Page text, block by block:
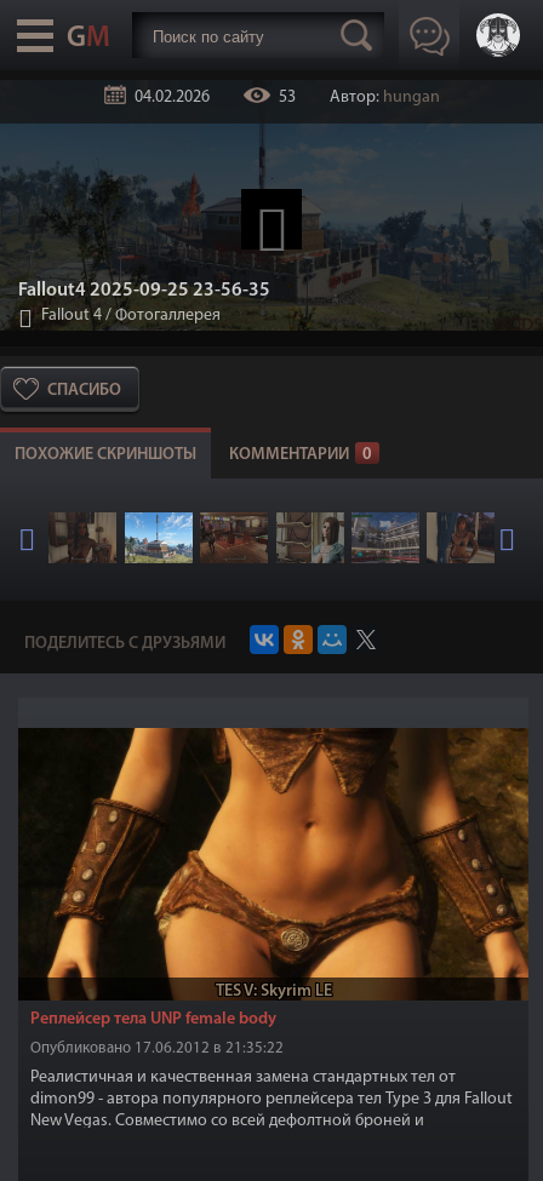
04.02.2026 53 Автор: hungan
Fallout4 2025-09-25 23-56-35
Fallout 4/ Фотогаллерея
СПАСИБО
ПОХОЖИЕ СКРИНШОТЫ КОММЕНТАРИИ 0
ПОДЕЛИТЕСЬ С ДРУЗЬЯМИ
TES V: Skyrim LE
Реплейсер тела UNP female body
Опубликовано 17.06.2012 в 21:35:22
Реалистичная и качественная замена стандартных тел от
dimon99 - автора популярного реплейсера тел Type 3 для Fallout
New Vegas. Совместимо со всей дефолтной броней и